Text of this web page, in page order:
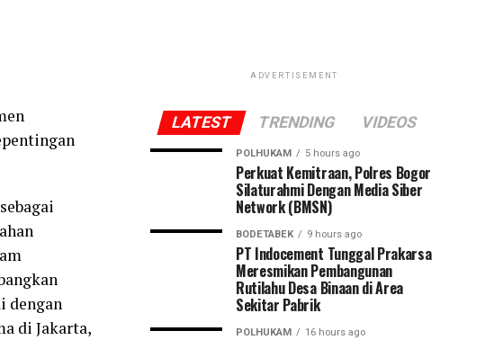
dengan
di Jakarta,
ADVERTISEMENT
LATEST TRENDING VIDEOS
POLHUKAM 5 hours ago
Perkuat Kemitraan, Polres Bogor
Silaturahmi Dengan Media Siber
Network (BMSN)
BODETABEK 9 hours ago
PT Indocement Tunggal Prakarsa
Meresmikan Pembangunan
Rutilahu Desa Binaan di Area
Sekitar Pabrik
POLHUKAM 16 hours ago